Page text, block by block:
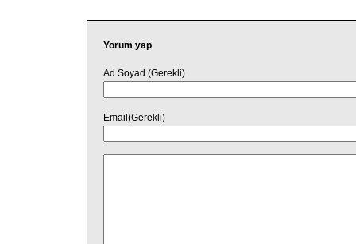
Yorum yap
Ad Soyad (Gerekli)
Email(Gerekli)